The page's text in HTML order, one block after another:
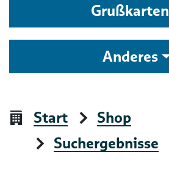
Grußkarten
Anderes
Start
Shop
Suchergebnisse